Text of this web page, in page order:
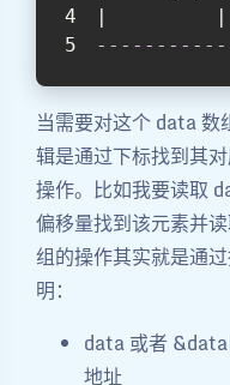
|
当需要对这个 data 数
辑是通过下标找到其
操作。比如我要读取
偏移量找到该元素并
组的操作其实就是通
明：
data 或者
地址